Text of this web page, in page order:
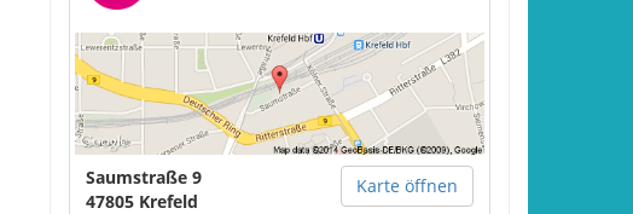
Karte öffnen
Saumstraße 9
47805 Krefeld